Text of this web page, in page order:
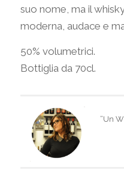
suo nome, ma il
moderna, audace e
50% volumetrici.
Bottiglia da 70cl.
“Un